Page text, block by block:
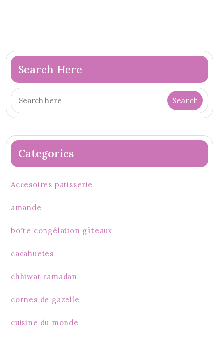
Search Here
Categories
Accesoires patisserie
amande
boîte congélation gâteaux
cacahuetes
chhiwat ramadan
cornes de gazelle
cuisine du monde